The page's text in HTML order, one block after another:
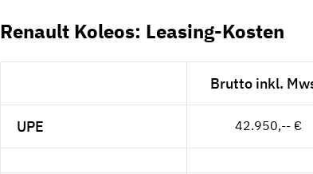
Renault Koleos: Leasing-Kosten
Brutto inkl.
UPE 42.950,-- €